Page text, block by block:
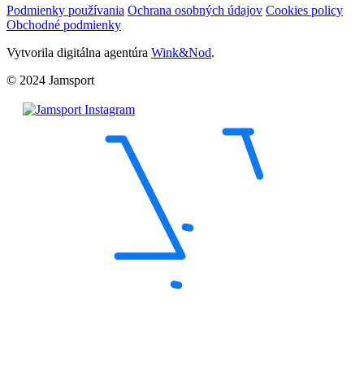
Podmienky používania Ochrana osobných údajov Cookies policy
Obchodné podmienky
Vytvorila digitálna agentúra Wink&Nod.
© 2024 Jamsport